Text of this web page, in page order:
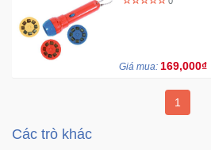
Phụ
Kiện
Sống
Giá mua: 169,000₫
1
Các trò khác